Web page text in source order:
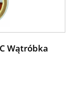
Wątróbka